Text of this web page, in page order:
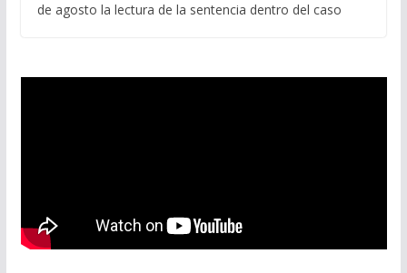
de agosto la lectura de la sentencia dentro del caso